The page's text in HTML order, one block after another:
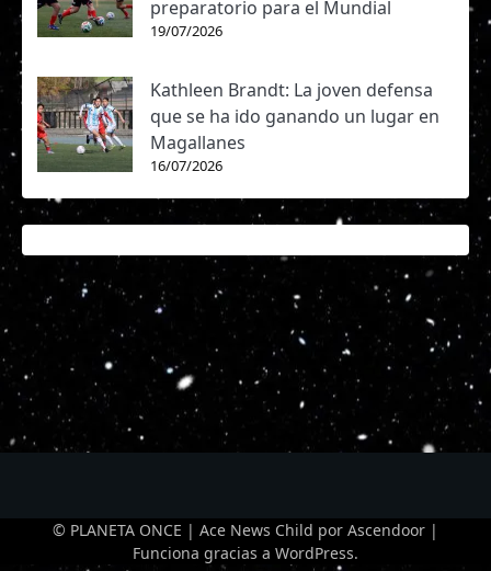
preparatorio para el Mundial
19/07/2026
Kathleen Brandt: La joven defensa
que se ha ido ganando un lugar en
Magallanes
16/07/2026
© PLANETA ONCE | Ace News Child por Ascendoor |
Funciona gracias a WordPress.